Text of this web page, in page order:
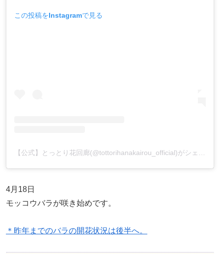
この投稿をInstagramで見る
4月18日
モッコウバラが咲き始めです。
＊昨年までのバラの開花状況は後半へ。